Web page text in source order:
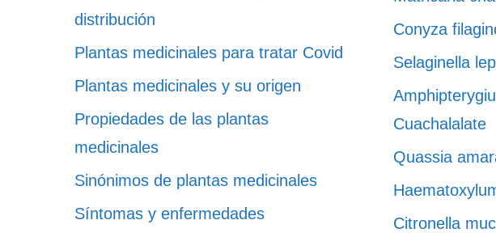
distribución
Plantas medicinales para tratar Covid
Plantas medicinales y su origen
Propiedades de las plantas
medicinales
Sinónimos de plantas medicinales
Síntomas y enfermedades
Conyza
Selaginella
Cuachalalate
Quassia
Citronella